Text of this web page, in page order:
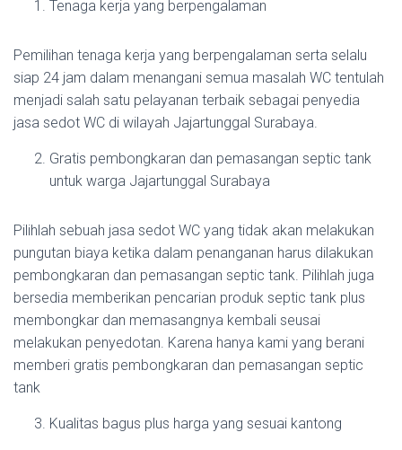
Tenaga kerja yang berpengalaman
Pemilihan tenaga kerja yang berpengalaman serta selalu
siap 24 jam dalam menangani semua masalah WC tentulah
menjadi salah satu pelayanan terbaik sebagai penyedia
jasa sedot WC di wilayah Jajartunggal Surabaya.
Gratis pembongkaran dan pemasangan septic tank
untuk warga Jajartunggal Surabaya
Pilihlah sebuah jasa sedot WC yang tidak akan melakukan
pungutan biaya ketika dalam penanganan harus dilakukan
pembongkaran dan pemasangan septic tank. Pilihlah juga
bersedia memberikan pencarian produk septic tank plus
membongkar dan memasangnya kembali seusai
melakukan penyedotan. Karena hanya kami yang berani
memberi gratis pembongkaran dan pemasangan septic
tank
Kualitas bagus plus harga yang sesuai kantong